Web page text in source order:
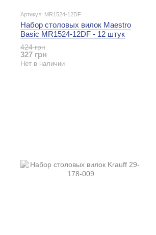
Артикул: MR1524-12DF
Набор столовых вилок Maestro
Basic MR1524-12DF - 12 штук
424 грн
327 грн
Нет в наличии